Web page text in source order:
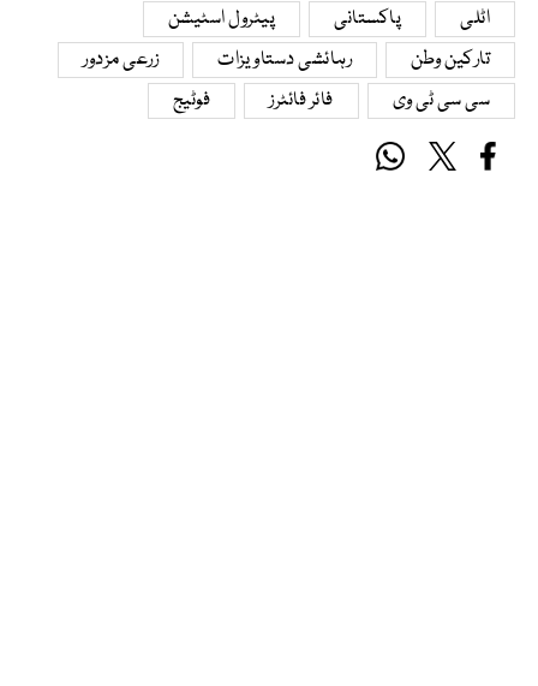
اٹلی پاکستانی
پیٹرول اسٹیشن
تارکین وطن
رہائشی دستاویزات
زرعی مزدور
سی سی ٹی وی
فائر فائٹرز فوٹیج